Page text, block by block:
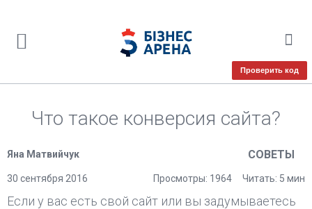
Проверить код
Что такое конверсия сайта?
Яна Матвийчук СОВЕТЫ
30 сентября 2016 Читать: 5 мин
Просмотры: 1964
Если у вас есть свой сайт или вы задумываетесь